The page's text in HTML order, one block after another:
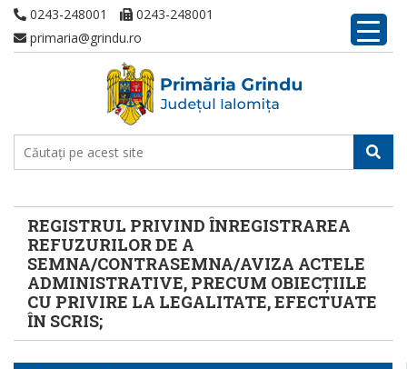
0243-248001
0243-248001
primaria@grindu.ro
REGISTRUL PRIVIND ÎNREGISTRAREA
REFUZURILOR DE A
SEMNA/CONTRASEMNA/AVIZA ACTELE
ADMINISTRATIVE, PRECUM OBIECȚIILE
CU PRIVIRE LA LEGALITATE, EFECTUATE
ÎN SCRIS;